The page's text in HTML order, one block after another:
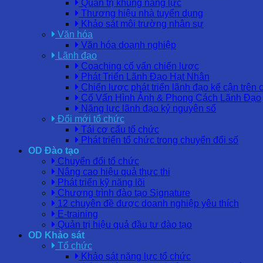
Quản trị khung năng lực
Thương hiệu nhà tuyển dụng
Khảo sát môi trường nhân sự
Văn hóa
Văn hóa doanh nghiệp
Lãnh đạo
Coaching cố vấn chiến lược
Phát Triển Lãnh Đạo Hạt Nhân
Chiến lược phát triển lãnh đạo kế cận trên
Cố Vấn Hình Ảnh & Phong Cách Lãnh Đạo
Năng lực lãnh đạo kỷ nguyên số
Đổi mới tổ chức
Tái cơ cấu tổ chức
Phát triển tổ chức trong chuyển đổi số
OD Đào tạo
Chuyển đổi tổ chức
Nâng cao hiệu quả thực thi
Phát triển kỹ năng lõi
Chương trình đào tạo Signature
12 chuyên đề được doanh nghiệp yêu thích
E-training
Quản trị hiệu quả đầu tư đào tạo
OD Khảo sát
Tổ chức
Khảo sát năng lực tổ chức